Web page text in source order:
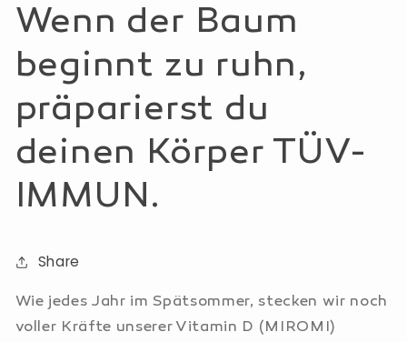
Wenn der Baum
beginnt zu ruhn,
präparierst du
deinen Körper TÜV-
IMMUN.
Share
Wie jedes Jahr im Spätsommer, stecken wir noch
voller Kräfte unserer Vitamin D (MIROMI)